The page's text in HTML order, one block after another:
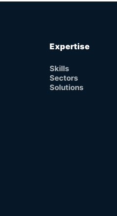
Expertise
Skills
Sectors
Solutions